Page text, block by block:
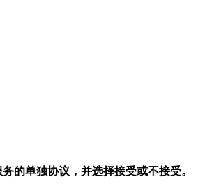
的单独协议，并选择接受或不接受。